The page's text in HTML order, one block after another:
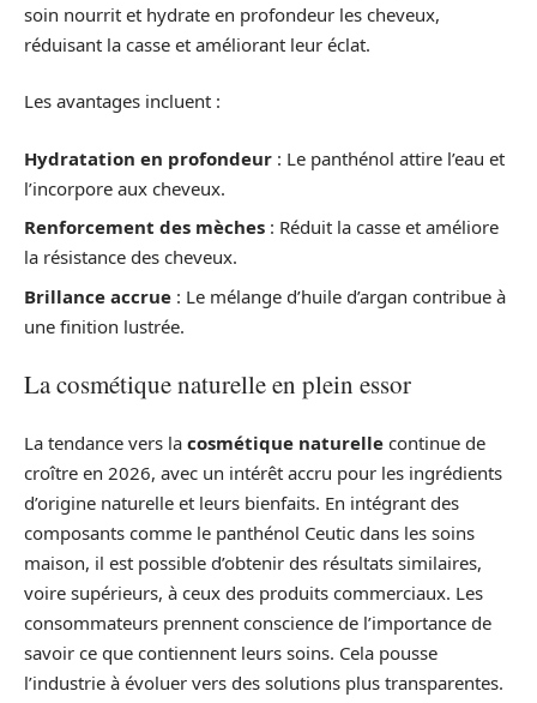
soin nourrit et hydrate en profondeur les cheveux,
réduisant la casse et améliorant leur éclat.
Les avantages incluent :
Hydratation en profondeur : Le panthénol attire l’eau et
l’incorpore aux cheveux.
Renforcement des mèches : Réduit la casse et améliore
la résistance des cheveux.
Brillance accrue : Le mélange d’huile d’argan contribue à
une finition lustrée.
La cosmétique naturelle en plein essor
La tendance vers la cosmétique naturelle continue de
croître en 2026, avec un intérêt accru pour les ingrédients
d’origine naturelle et leurs bienfaits. En intégrant des
composants comme le panthénol Ceutic dans les soins
maison, il est possible d’obtenir des résultats similaires,
voire supérieurs, à ceux des produits commerciaux. Les
consommateurs prennent conscience de l’importance de
savoir ce que contiennent leurs soins. Cela pousse
l’industrie à évoluer vers des solutions plus transparentes.